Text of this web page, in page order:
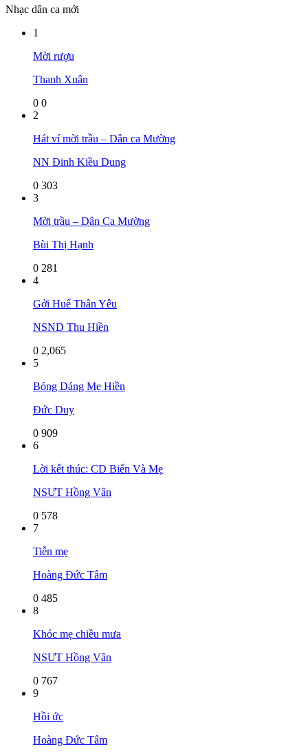
Nhạc dân ca mới
1
Mời rượu
Thanh Xuân
0 0
2
Hát ví mời trầu – Dân ca Mường
NN Đinh Kiều Dung
0 303
3
Mời trầu – Dân Ca Mường
Bùi Thị Hạnh
0 281
4
Gởi Huế Thân Yêu
NSND Thu Hiền
0 2,065
5
Bóng Dáng Mẹ Hiền
Đức Duy
0 909
6
Lời kết thúc: CD Biển Và Mẹ
NSƯT Hồng Vân
0 578
7
Tiễn mẹ
Hoàng Đức Tâm
0 485
8
Khóc mẹ chiều mưa
NSƯT Hồng Vân
0 767
9
Hồi ức
Hoàng Đức Tâm